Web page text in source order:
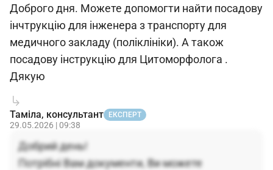
Доброго дня. Можете допомогти найти посадову
інчтрукцію для інженера з транспорту для
медичного закладу (поліклініки). А також
посадову інструкцію для Цитоморфолога .
Дякую
Таміла, консультант ЕКСПЕРТ
29.05.2026 | 09:38
Добрий день!
Потрібні Вам документи, Ви можете